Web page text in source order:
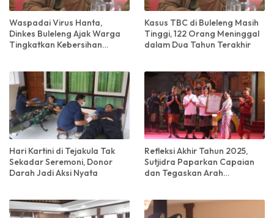
Waspadai Virus Hanta,
Dinkes Buleleng Ajak Warga
Tingkatkan Kebersihan
Kasus TBC di Buleleng Masih
Tinggi, 122 Orang Meninggal
dalam Dua Tahun Terakhir
Hari Kartini di Tejakula Tak
Sekadar Seremoni, Donor
Darah Jadi Aksi Nyata
Refleksi Akhir Tahun 2025,
Sutjidra Paparkan Capaian
dan Tegaskan Arah